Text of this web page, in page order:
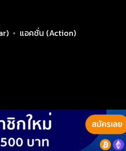
• แอคชั่น (Action)